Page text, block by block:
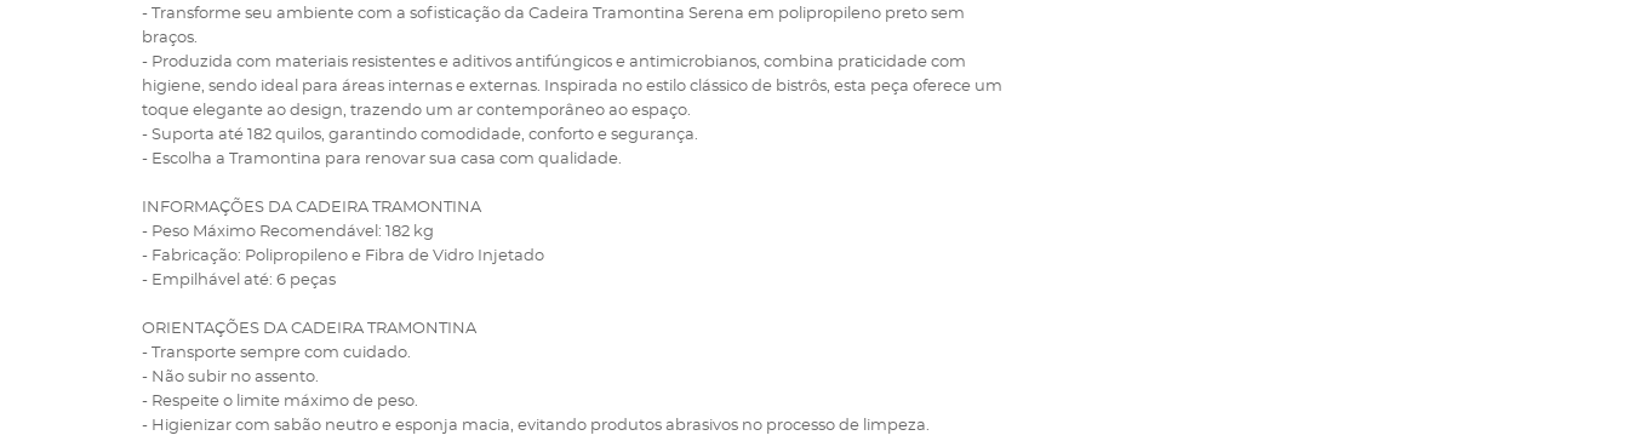
- Transforme seu ambiente com a sofisticação da Cadeira Tramontina Serena em polipropileno preto sem
braços.
- Produzida com materiais resistentes e aditivos antifúngicos e antimicrobianos, combina praticidade com
higiene, sendo ideal para áreas internas e externas. Inspirada no estilo clássico de bistrôs, esta peça oferece um
toque elegante ao design, trazendo um ar contemporâneo ao espaço.
- Suporta até 182 quilos, garantindo comodidade, conforto e segurança.
- Escolha a Tramontina para renovar sua casa com qualidade.
INFORMAÇÕES DA CADEIRA TRAMONTINA
- Peso Máximo Recomendável: 182 kg
- Fabricação: Polipropileno e Fibra de Vidro Injetado
- Empilhável até: 6 peças
ORIENTAÇÕES DA CADEIRA TRAMONTINA
- Transporte sempre com cuidado.
- Não subir no assento.
- Respeite o limite máximo de peso.
- Higienizar com sabão neutro e esponja macia, evitando produtos abrasivos no processo de limpeza.